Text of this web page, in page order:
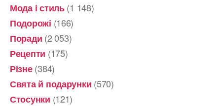
Мода і стиль(1 148)
Подорожі (166)
Поради (2 053)
Рецепти (175)
Різне(384)
Свята й подарунки (570)
Стосунки (121)